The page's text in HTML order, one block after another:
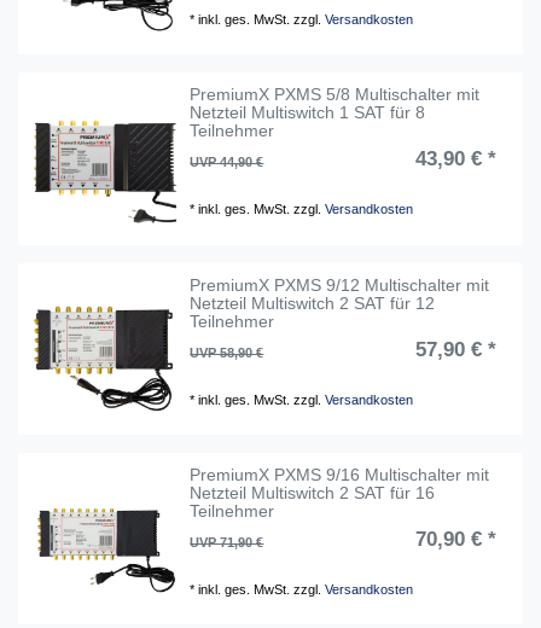
*inkl. ges. MwSt. zzgl.Versandkosten
PremiumX PXMS 5/8 Multischalter mit
Netzteil Multiswitch 1 SAT für 8
Teilnehmer
UVP 44,90 € 43,90 € *
*inkl. ges. MwSt. zzgl.Versandkosten
PremiumX PXMS 9/12 Multischalter mit
Netzteil Multiswitch 2 SAT für 12
Teilnehmer
UVP 58,90 € 57,90 € *
*inkl. ges. MwSt. zzgl.Versandkosten
PremiumX PXMS 9/16 Multischalter mit
Netzteil Multiswitch 2 SAT für 16
Teilnehmer
UVP 71,90 € 70,90 € *
*inkl. ges. MwSt. zzgl.Versandkosten